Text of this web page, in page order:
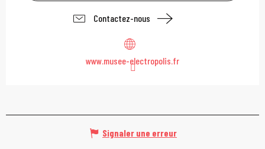
Contactez-nous
www.musee-electropolis.fr
Signaler une erreur